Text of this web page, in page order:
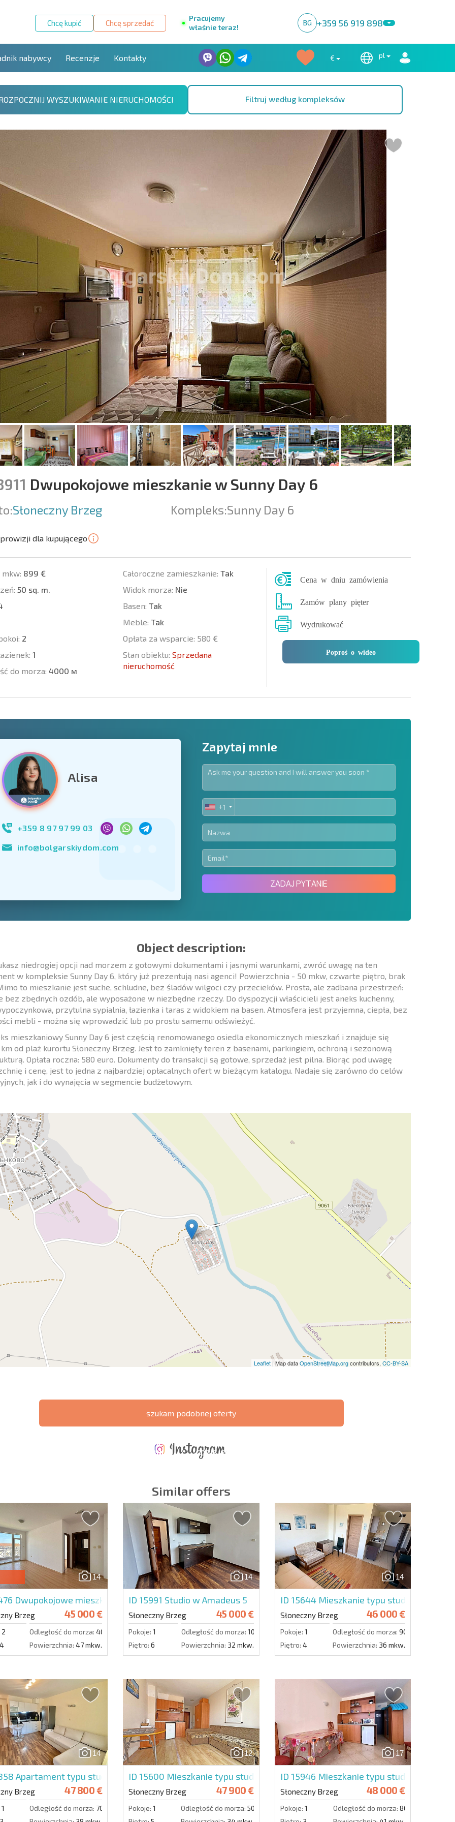
Chcę kupić Chcę sprzedać
Pracujemy
właśnie teraz!
BG +359 56 919 898
nabywcy Recenzje Kontakty € pl
WYSZUKIWANIE NIERUCHOMOŚCI Filtruj według kompleksów
Dwupokojowe mieszkanie w Sunny Day 6
Słoneczny Brzeg Kompleks:Sunny Day 6
dla kupującego
mkw: 899 €
50 sq. m.
2
1
do morza: 4000 м
Całoroczne zamieszkanie: Tak
Widok morza: Nie
Basen: Tak
Meble: Tak
Opłata za wsparcie: 580 €
Stan obiektu: Sprzedana
nieruchomość
Cena w dniu zamówienia
Zamów plany pięter
Wydrukować
Poproś o wideo
Zapisz się do newslettera | Klikając przycisk, wyrażasz zgodę na
wykorzystanie swoich danych.
Wyślij wiadomość
Alisa
+359 8 97 97 99 03
info@bolgarskiydom.com
Zapytaj mnie
UNITED
STATES
+1
+1
ZADAJ PYTANIE
Object description:
niedrogiej opcji nad morzem z gotowymi dokumentami i jasnymi warunkami, zwróć uwagę na ten
w kompleksie Sunny Day 6, który już prezentują nasi agenci! Powierzchnia - 50 mkw, czwarte piętro, brak
to mieszkanie jest suche, schludne, bez śladów wilgoci czy przecieków. Prosta, ale zadbana przestrzeń:
bez zbędnych ozdób, ale wyposażone w niezbędne rzeczy. Do dyspozycji właścicieli jest aneks kuchenny,
przytulna sypialnia, łazienka i taras z widokiem na basen. Atmosfera jest przyjemna, ciepła, bez
mebli - można się wprowadzić lub po prostu samemu odświeżyć.
mieszkaniowy Sunny Day 6 jest częścią renomowanego osiedla ekonomicznych mieszkań i znajduje się
km od plaż kurortu Słoneczny Brzeg. Jest to zamknięty teren z basenami, parkingiem, ochroną i sezonową
Opłata roczna: 580 euro. Dokumenty do transakcji są gotowe, sprzedaż jest pilna. Biorąc pod uwagę
i cenę, jest to jedna z najbardziej opłacalnych ofert w bieżącym katalogu. Nadaje się zarówno do celów
jak i do wynajęcia w segmencie budżetowym.
Leaflet | Map dataOpenStreetMap.orgcontributors, CC-BY-SA
szukam podobnej oferty
Zapisz się do newslettera | Klikając przycisk, wyrażasz zgodę na
wykorzystanie swoich danych.
Wyślij wiadomość
ROCZNE KOSZTY
UTRZYMANIA
GDZIE JEST 6%
Similar offers
14
Dwupokojowe mieszkanie w Sunny Day 6
Brzeg 45 000 €
2 Odległość do morza: 4000 m.
4 Powierzchnia: 47 mkw.
14
ID 15991 Studio w Amadeus 5
Słoneczny Brzeg 45 000 €
Pokoje: 1 Odległość do morza: 1000 m.
Piętro: 6 Powierzchnia: 32 mkw.
14
ID 15644 Mieszkanie typu studio w Orchid
Słoneczny Brzeg 46 000 €
Pokoje: 1 Odległość do morza: 900 m.
Piętro: 4 Powierzchnia: 36 mkw.
14
Apartament typu studio w Amadeus 19
Brzeg 47 800 €
1 Odległość do morza: 700 m.
12
ID 15600 Mieszkanie typu studio w Amadeus 11
Słoneczny Brzeg 47 900 €
Pokoje: 1 Odległość do morza: 500 m.
17
ID 15946 Mieszkanie typu studio w Sunset
Słoneczny Brzeg 48 000 €
Pokoje: 1 Odległość do morza: 800 m.